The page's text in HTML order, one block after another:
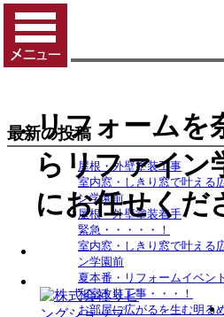
リフォームを
らリファイン
にお任せくだ
最新の投稿
屋根・外壁塗装工事
室内窓・しきり窓で叶え
ン学園前
屋根・外壁塗装着手
緊急・・・・・！
室内窓・しきり窓で叶え
ン学園前
夏本番・リフォームイベン
和室改装工事・・・！
お部屋に広がるを生む明